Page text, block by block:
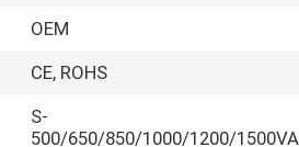
OEM
CE, ROHS
S-
500/650/850/1000/1200/1500VA